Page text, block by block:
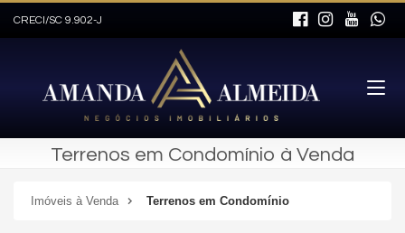
CRECI/SC 9.902-J
Terrenos em Condomínio à Venda
Imóveis à Venda Terrenos em Condomínio